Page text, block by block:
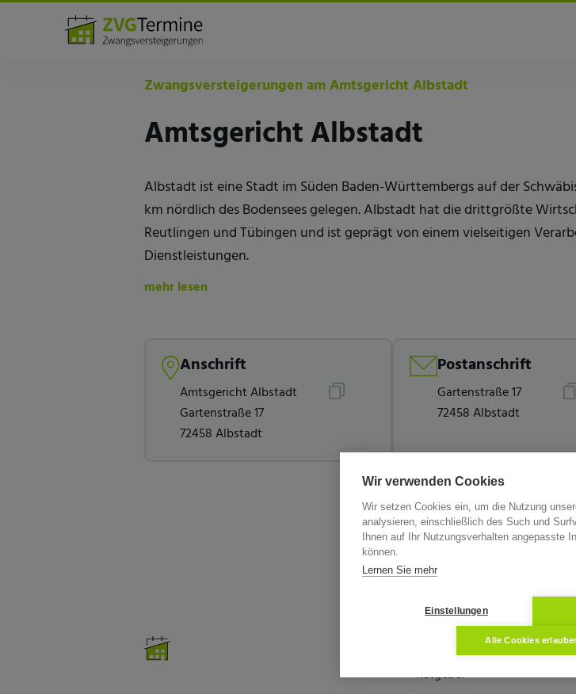
Amtsgerichte
Zwangsversteigerungen am Amtsgericht Albstadt
Amtsgericht Albstadt
Albstadt ist eine Stadt im Süden Baden-Württembergs auf der
km nördlich des Bodensees gelegen. Albstadt hat die drittgrößte
Reutlingen und Tübingen und ist geprägt von einem vielseitigen
Dienstleistungen.
mehr lesen
Anschrift
Amtsgericht Albstadt
Gartenstraße 17
72458 Albstadt
Postanschrift
Gartenstraße 17
72458 Albstadt
Ratgeber
Wir verwenden Cookies
Wir setzen Cookies ein, um die Nutzung
analysieren, einschließlich des Such und
Ihnen auf Ihr Nutzungsverhalten angepasste
können.
Lernen Sie mehr
Einstellungen
Alle Cookies